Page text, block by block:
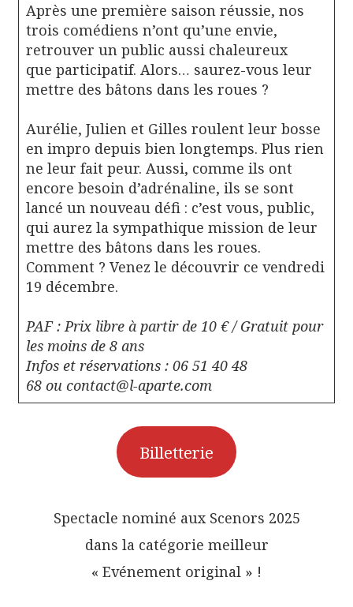
Après une première saison réussie, nos
trois comédiens n’ont qu’une envie,
retrouver un public aussi chaleureux
que participatif. Alors… saurez-vous leur
mettre des bâtons dans les roues ?
Aurélie, Julien et Gilles roulent leur bosse
en impro depuis bien longtemps. Plus rien
ne leur fait peur. Aussi, comme ils ont
encore besoin d’adrénaline, ils se sont
lancé un nouveau défi : c’est vous, public,
qui aurez la sympathique mission de leur
mettre des bâtons dans les roues.
Comment ? Venez le découvrir ce vendredi
19 décembre.
PAF : Prix libre à partir de 10 € / Gratuit pour
les moins de 8 ans
Infos et réservations : 06 51 40 48
68 ou contact@l-aparte.com
Billetterie
Spectacle nominé aux Scenors 2025
dans la catégorie meilleur
« Evénement original » !